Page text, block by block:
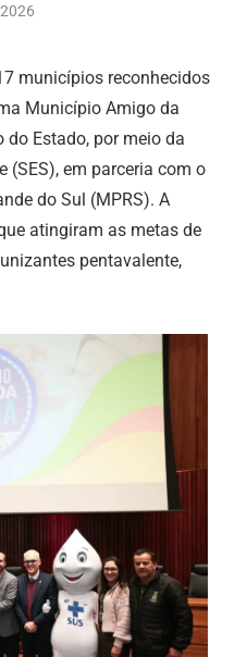
municípios reconhecidos
Município Amigo da
Estado, por meio da
(SES), em parceria com o
do Sul (MPRS). A
atingiram as metas de
pentavalente,